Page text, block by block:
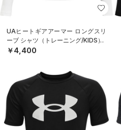
UAヒートギアアーマー ロングスリ
ーブ シャツ（トレーニング/KIDS）
￥4,400